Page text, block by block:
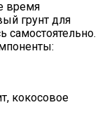
время
грунт для
самостоятельно.
кокосовое